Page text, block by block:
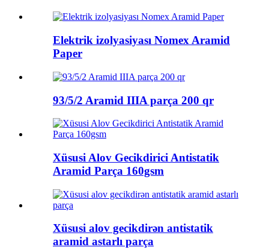
Elektrik izolyasiyası Nomex Aramid
Paper
93/5/2 Aramid IIIA parça 200 qr
Xüsusi Alov Gecikdirici Antistatik
Aramid Parça 160gsm
Xüsusi alov gecikdirən antistatik
aramid astarlı parça